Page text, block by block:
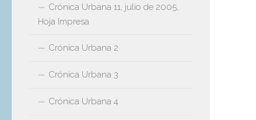
Crónica Urbana 11, julio de 2005,
Hoja Impresa
Crónica Urbana 2
Crónica Urbana 3
Crónica Urbana 4